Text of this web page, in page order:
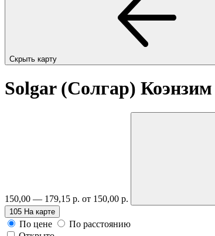
Скрыть карту
Solgar (Солгар)
150,00 — 179,15 р. от 150,00 р.
105 На карте
По цене
По расстоянию